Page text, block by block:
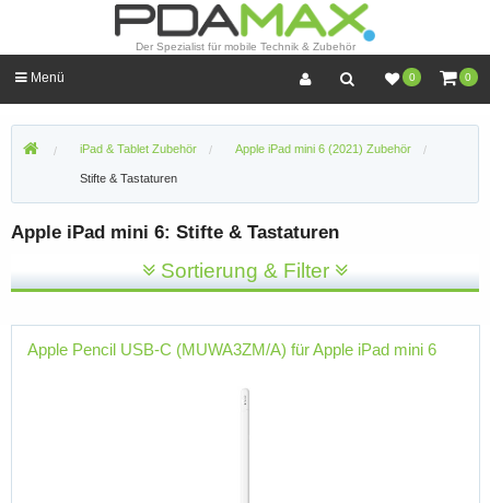
Der Spezialist für mobile Technik & Zubehör
0 0
Menü
iPad & Tablet Zubehör Apple iPad mini 6 (2021) Zubehör
Stifte & Tastaturen
Apple iPad mini 6: Stifte & Tastaturen
Sortierung & Filter
Apple Pencil USB-C (MUWA3ZM/A) für Apple iPad mini 6